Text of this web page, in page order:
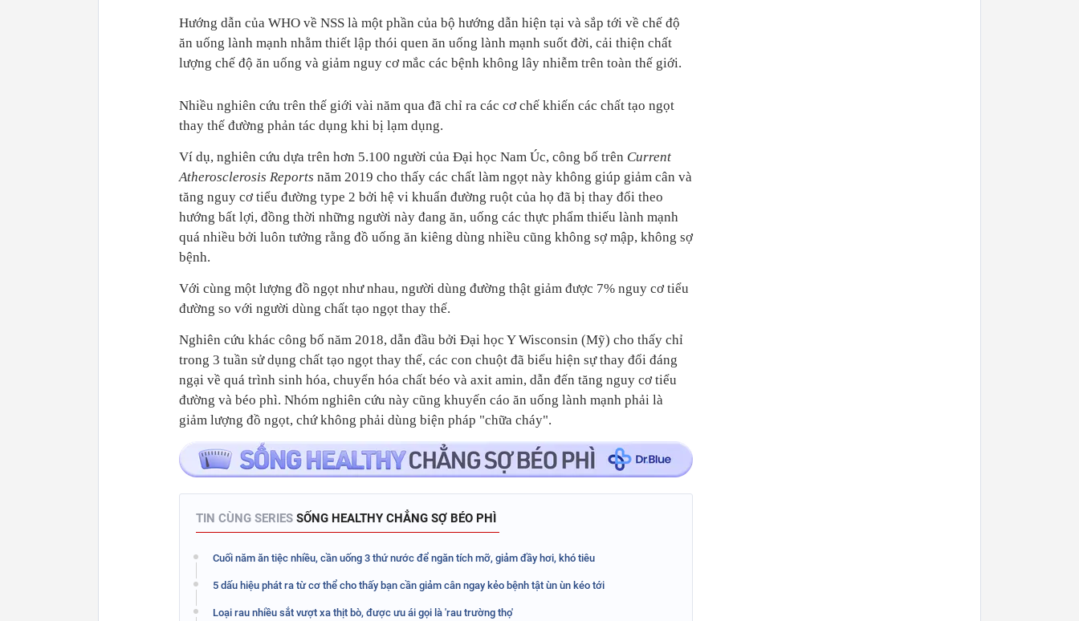
Hướng dẫn của WHO về NSS là một phần của bộ hướng dẫn hiện tại và sắp tới về chế độ
ăn uống lành mạnh nhằm thiết lập thói quen ăn uống lành mạnh suốt đời, cải thiện chất
lượng chế độ ăn uống và giảm nguy cơ mắc các bệnh không lây nhiễm trên toàn thế giới.
Nhiều nghiên cứu trên thế giới vài năm qua đã chỉ ra các cơ chế khiến các chất tạo ngọt
thay thế đường phản tác dụng khi bị lạm dụng.
Ví dụ, nghiên cứu dựa trên hơn 5.100 người của Đại học Nam Úc, công bố trên Current
Atherosclerosis Reports năm 2019 cho thấy các chất làm ngọt này không giúp giảm cân và
tăng nguy cơ tiểu đường type 2 bởi hệ vi khuẩn đường ruột của họ đã bị thay đổi theo
hướng bất lợi, đồng thời những người này đang ăn, uống các thực phẩm thiếu lành mạnh
quá nhiều bởi luôn tưởng rằng đồ uống ăn kiêng dùng nhiều cũng không sợ mập, không sợ
bệnh.
Với cùng một lượng đồ ngọt như nhau, người dùng đường thật giảm được 7% nguy cơ tiểu
đường so với người dùng chất tạo ngọt thay thế.
Nghiên cứu khác công bố năm 2018, dẫn đầu bởi Đại học Y Wisconsin (Mỹ) cho thấy chỉ
trong 3 tuần sử dụng chất tạo ngọt thay thế, các con chuột đã biểu hiện sự thay đổi đáng
ngại về quá trình sinh hóa, chuyển hóa chất béo và axit amin, dẫn đến tăng nguy cơ tiểu
đường và béo phì. Nhóm nghiên cứu này cũng khuyến cáo ăn uống lành mạnh phải là
giảm lượng đồ ngọt, chứ không phải dùng biện pháp "chữa cháy".
TIN CÙNG SERIES SỐNG HEALTHY CHẲNG SỢ BÉO PHÌ
Cuối năm ăn tiệc nhiều, cần uống 3 thứ nước để ngăn tích mỡ, giảm đầy hơi, khó tiêu
5 dấu hiệu phát ra từ cơ thể cho thấy bạn cần giảm cân ngay kẻo bệnh tật ùn ùn kéo tới
Loại rau nhiều sắt vượt xa thịt bò, được ưu ái gọi là 'rau trường thọ'